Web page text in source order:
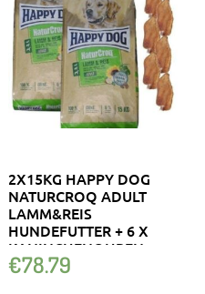
2X15KG HAPPY DOG
NATURCROQ ADULT
LAMM&REIS
HUNDEFUTTER + 6 X
KANINCHENOHREN
€78.79